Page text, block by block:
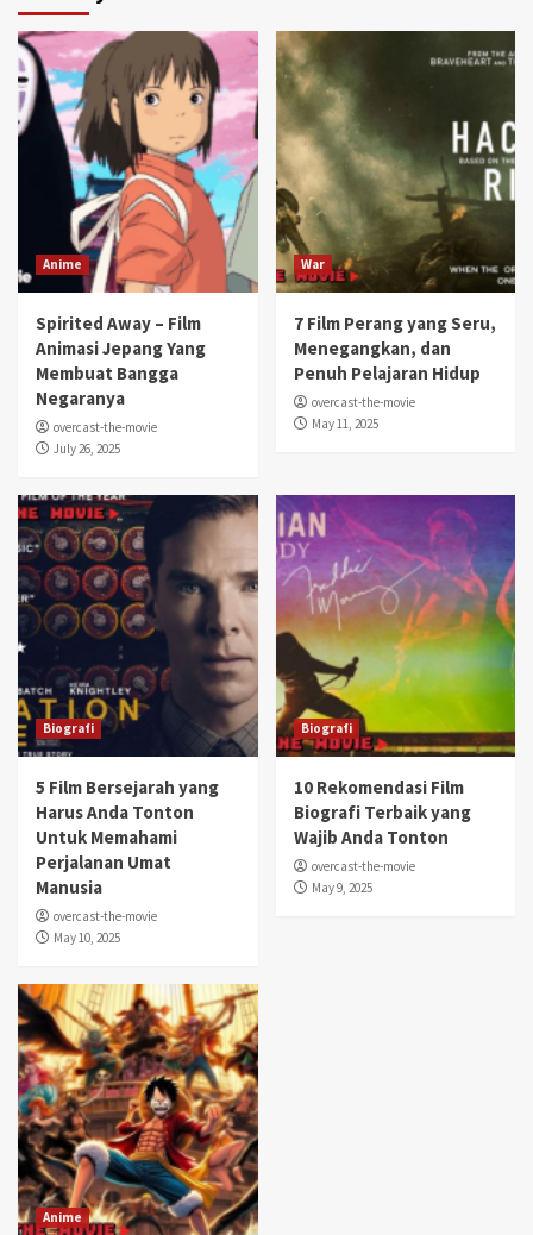
Anime
Spirited Away – Film
Animasi Jepang Yang
Membuat Bangga
Negaranya
overcast-the-movie
July 26, 2025
War
7 Film Perang yang Seru,
Menegangkan, dan
Penuh Pelajaran Hidup
overcast-the-movie
May 11, 2025
Biografi
5 Film Bersejarah yang
Harus Anda Tonton
Untuk Memahami
Perjalanan Umat
Manusia
overcast-the-movie
May 10, 2025
Biografi
10 Rekomendasi Film
Biografi Terbaik yang
Wajib Anda Tonton
overcast-the-movie
May 9, 2025
Anime